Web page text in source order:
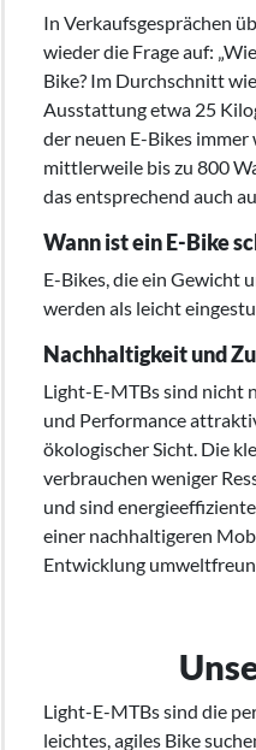
In Verkaufsgesprächen
wieder die Frage auf:
Bike? Im Durchschnitt
Ausstattung etwa 25
der neuen E-Bikes
mittlerweile bis zu 800
das entsprechend auch
Wann ist ein E-Bike
E-Bikes, die ein Gewicht
werden als leicht
Nachhaltigkeit und
Light-E-MTBs sind nicht
und Performance
ökologischer Sicht. Die
verbrauchen weniger
und sind
einer nachhaltigeren
Entwicklung
Light-E-MTBs sind die
leichtes, agiles Bike